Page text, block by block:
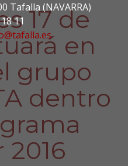
Tafalla (NAVARRA)
1117 de
en
grupo
dentro